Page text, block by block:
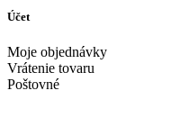
Účet
Moje objednávky
Vrátenie tovaru
Poštovné